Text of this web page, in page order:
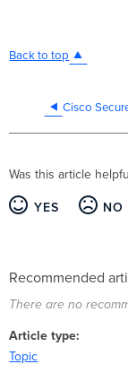
Back to top
Was this article
YES NO
Recommended
There are no
Article type
Topic